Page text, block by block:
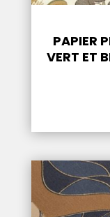
PAPIER
VERT ET